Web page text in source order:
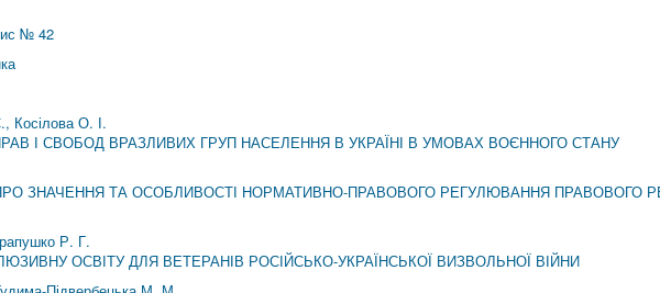
№ 42
Косілова О. І.
І СВОБОД ВРАЗЛИВИХ ГРУП НАСЕЛЕННЯ В УКРАЇНІ В УМОВАХ ВОЄННОГО СТАНУ
ЗНАЧЕННЯ ТА ОСОБЛИВОСТІ НОРМАТИВНО-ПРАВОВОГО РЕГУЛЮВАННЯ ПРАВОВОГО
Р. Г.
ОСВІТУ ДЛЯ ВЕТЕРАНІВ РОСІЙСЬКО-УКРАЇНСЬКОЇ ВИЗВОЛЬНОЇ ВІЙНИ